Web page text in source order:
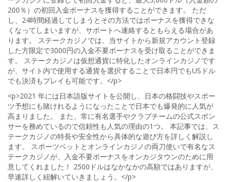
200％）の初回入金ボーナスを獲得することができます。 ただ
し、24時間経過してしまうとその方法ではボーナスを獲得できな
くなってしまいますが、サポートへ連絡するともらえる場合があ
ります。 ステークカジノでは、当サイトから新規アカウント登録
した方限定で3000円の入金不要ボーナスを受け取ることができま
す。 ステークカジノは仮想通貨に特化したオンラインカジノです
が、サイト内で使用する通貨を選択することで日本円でもUSドル
でも決済もプレイも可能です。</p>
<p>2021 年には日本語版サイトを公開し、日本の格闘技やスポー
ツ予想にも賭けれるようになったことで日本でも爆発的に人気が
高まりました。 また、常に有名選手やクラブチームの公式スポン
サーを務めているので信頼性も人気の理由の1つ。 本記事では、ス
テークカジノの特長や安全性から具体的な遊び方を詳しく解説し
ます。 スポーツベットとオンラインカジノの両刀使いで有名なス
テークカジノが、入金不要ボーナスをオンカジタウンのために用
意してくれました！ 2500ドルはなかなかの高額ではありますが、
早速詳しく紐解いていきましょう。</p>